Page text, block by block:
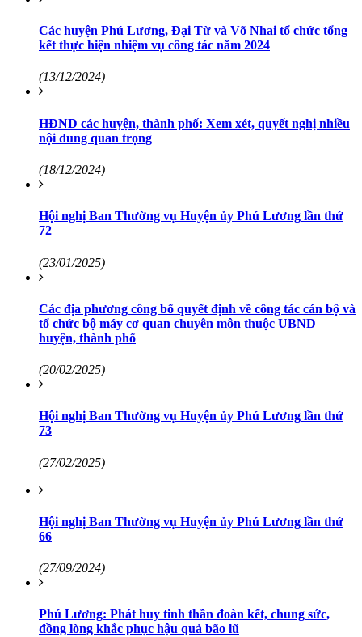
Các huyện Phú Lương, Đại Từ và Võ Nhai tổ chức tổng
kết thực hiện nhiệm vụ công tác năm 2024
(13/12/2024)
HĐND các huyện, thành phố: Xem xét, quyết nghị nhiều
nội dung quan trọng
(18/12/2024)
Hội nghị Ban Thường vụ Huyện ủy Phú Lương lần thứ
72
(23/01/2025)
Các địa phương công bố quyết định về công tác cán bộ và
tổ chức bộ máy cơ quan chuyên môn thuộc UBND
huyện, thành phố
(20/02/2025)
Hội nghị Ban Thường vụ Huyện ủy Phú Lương lần thứ
73
(27/02/2025)
Hội nghị Ban Thường vụ Huyện ủy Phú Lương lần thứ
66
(27/09/2024)
Phú Lương: Phát huy tinh thần đoàn kết, chung sức,
đồng lòng khắc phục hậu quả bão lũ